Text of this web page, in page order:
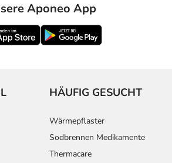
Aponeo App
HÄUFIG GESUCHT
Wärmepflaster
Sodbrennen Medikamente
Thermacare